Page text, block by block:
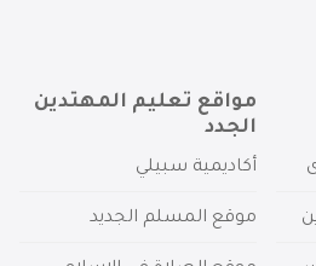
مواقع تعليم المهتدين
الجدد
أكاديمية سبيلي
موقع المسلم الجديد